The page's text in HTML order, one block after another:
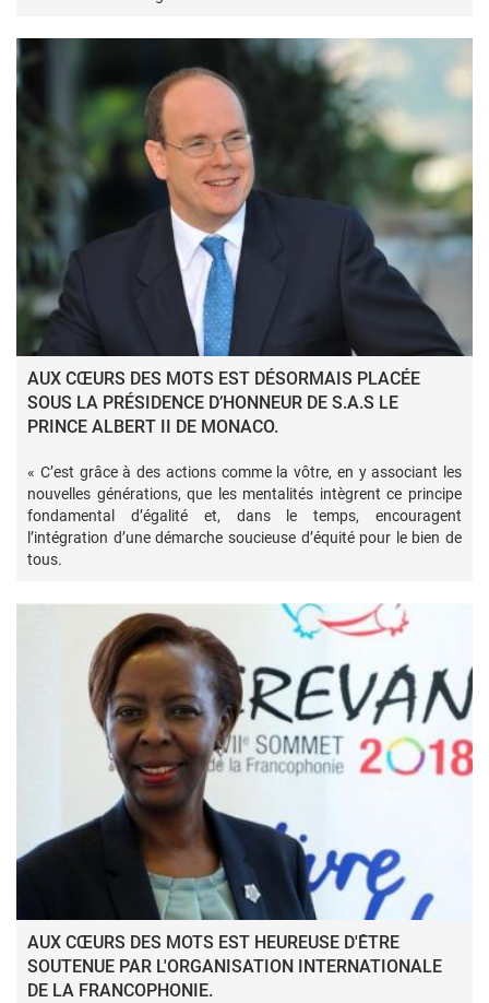
AUX CŒURS DES MOTS EST DÉSORMAIS PLACÉE
SOUS LA PRÉSIDENCE D’HONNEUR DE S.A.S LE
PRINCE ALBERT II DE MONACO.
« C’est grâce à des actions comme la vôtre, en y associant les
nouvelles générations, que les mentalités intègrent ce principe
fondamental d’égalité et, dans le temps, encouragent
l’intégration d’une démarche soucieuse d’équité pour le bien de
tous.
AUX CŒURS DES MOTS EST HEUREUSE D'ÊTRE
SOUTENUE PAR L'ORGANISATION INTERNATIONALE
DE LA FRANCOPHONIE.